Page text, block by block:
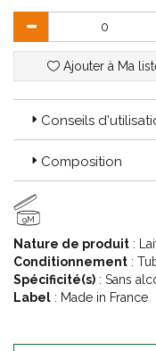
Ajouter à Ma
Conseils
Composition
9M
Nature de produit :
Conditionnement :
Spécificité(s) : Sans
Label : Made in France